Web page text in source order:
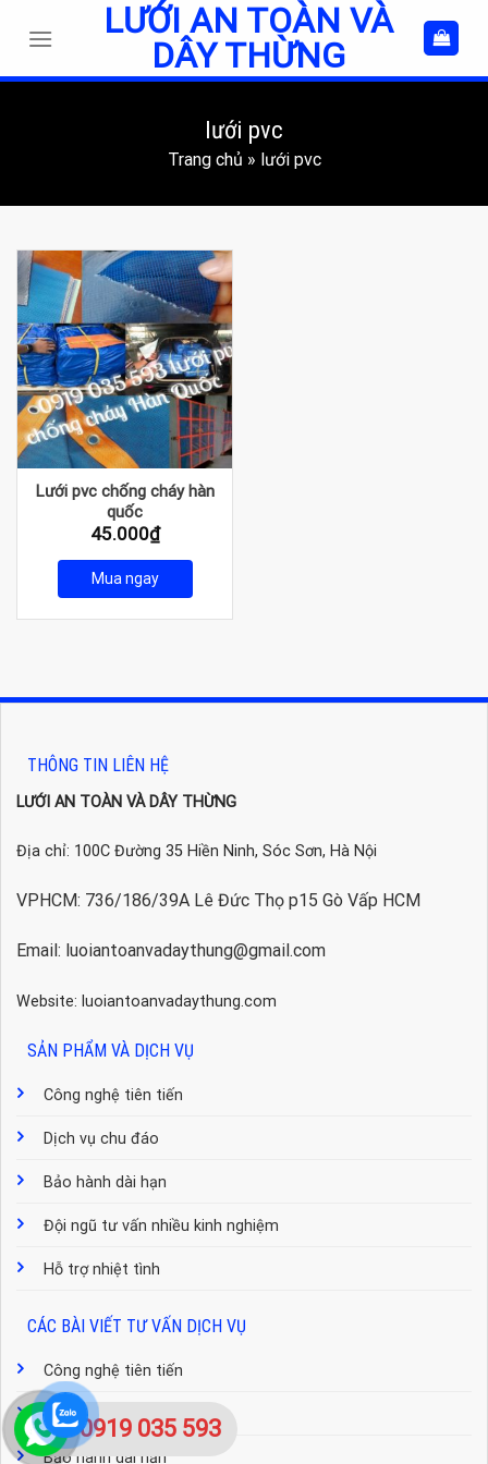
LƯỚI AN TOÀN VÀ
DÂY THỪNG
lưới pvc
Trang chủ » lưới pvc
Lưới pvc chống cháy hàn
quốc
45.000₫
Mua ngay
THÔNG TIN LIÊN HỆ
LƯỚI AN TOÀN VÀ DÂY THỪNG
Địa chỉ: 100C Đường 35 Hiền Ninh, Sóc Sơn, Hà Nội
VPHCM: 736/186/39A Lê Đức Thọ p15 Gò Vấp HCM
Email: luoiantoanvadaythung@gmail.com
Website: luoiantoanvadaythung.com
SẢN PHẨM VÀ DỊCH VỤ
Công nghệ tiên tiến
Dịch vụ chu đáo
Bảo hành dài hạn
Đội ngũ tư vấn nhiều kinh nghiệm
Hỗ trợ nhiệt tình
CÁC BÀI VIẾT TƯ VẤN DỊCH VỤ
Công nghệ tiên tiến
Dịch vụ chu đáo
Bảo hành dài hạn
0919 035 593